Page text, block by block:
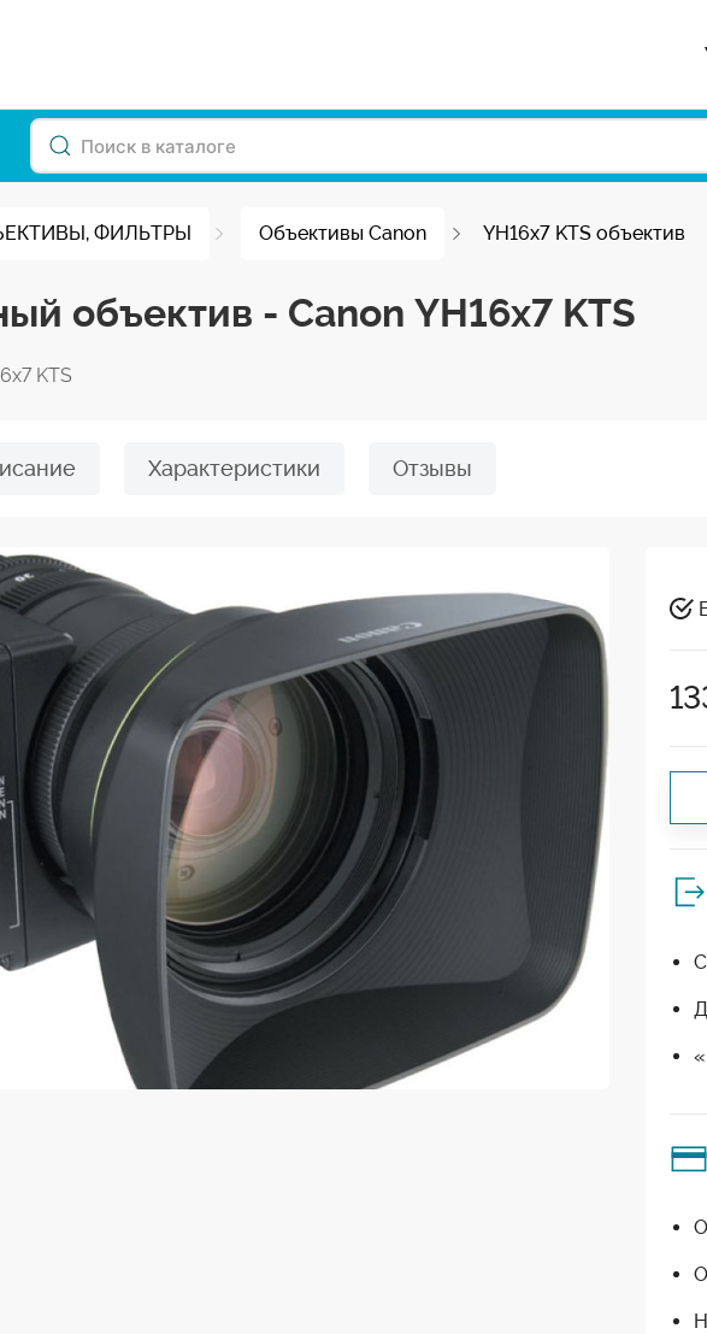
ФИЛЬТРЫ Объективы Canon YH16x7 KTS объектив
объектив - Canon YH16x7 KTS
KTS
Характеристики Отзывы